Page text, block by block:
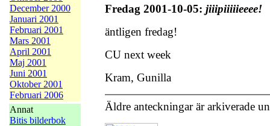
December 2000
Januari 2001
Februari 2001
Mars 2001
April 2001
Maj 2001
Juni 2001
Oktober 2001
Februari 2006
Annat
Bitis bilderbok
Fredag 2001-10-05: jiiipiiiiieeee!
äntligen fredag!
CU next week
Kram, Gunilla
Äldre anteckningar är arkiverade